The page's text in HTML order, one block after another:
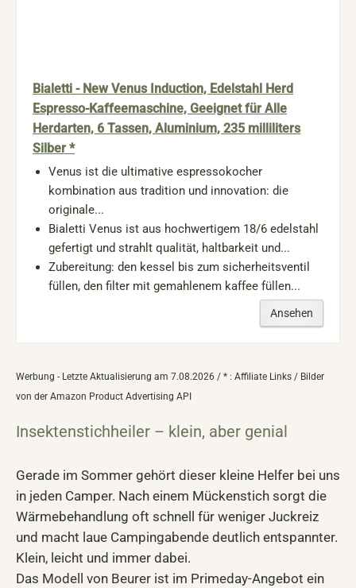
Bialetti - New Venus Induction, Edelstahl Herd
Espresso-Kaffeemaschine, Geeignet für Alle
Herdarten, 6 Tassen, Aluminium, 235 milliliters
Silber *
Venus ist die ultimative espressokocher
kombination aus tradition und innovation: die
originale...
Bialetti Venus ist aus hochwertigem 18/6 edelstahl
gefertigt und strahlt qualität, haltbarkeit und...
Zubereitung: den kessel bis zum sicherheitsventil
füllen, den filter mit gemahlenem kaffee füllen...
Ansehen
Werbung - Letzte Aktualisierung am 7.08.2026 / * : Affiliate Links / Bilder
von der Amazon Product Advertising API
Insektenstichheiler – klein, aber genial
Gerade im Sommer gehört dieser kleine Helfer bei uns
in jeden Camper. Nach einem Mückenstich sorgt die
Wärmebehandlung oft schnell für weniger Juckreiz
und macht laue Campingabende deutlich entspannter.
Klein, leicht und immer dabei.
Das Modell von Beurer ist im Primeday-Angebot ein